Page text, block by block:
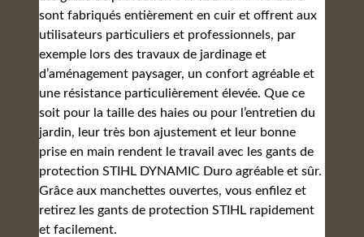
sont fabriqués entièrement en cuir et offrent aux
utilisateurs particuliers et professionnels, par
exemple lors des travaux de jardinage et
d’aménagement paysager, un confort agréable et
une résistance particulièrement élevée. Que ce
soit pour la taille des haies ou pour l’entretien du
jardin, leur très bon ajustement et leur bonne
prise en main rendent le travail avec les gants de
protection STIHL DYNAMIC Duro agréable et sûr.
Grâce aux manchettes ouvertes, vous enfilez et
retirez les gants de protection STIHL rapidement
et facilement.